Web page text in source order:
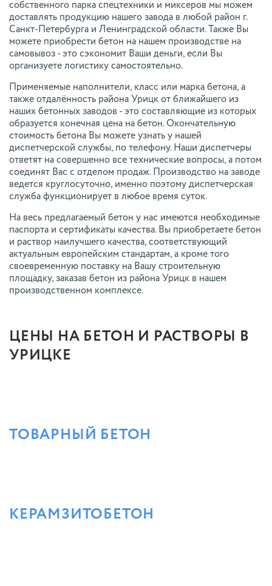
собственного парка спецтехники и миксеров мы можем
доставлять продукцию нашего завода в любой район г.
Санкт-Петербурга и Ленинградской области. Также Вы
можете приобрести бетон на нашем производстве на
самовывоз - это сэкономит Ваши деньги, если Вы
организуете логистику самостоятельно.
Применяемые наполнители, класс или марка бетона, а
также отдалённость района Урицк от ближайшего из
наших бетонных заводов - это составляющие из которых
образуется конечная цена на бетон. Окончательную
стоимость бетона Вы можете узнать у нашей
диспетчерской службы, по телефону. Наши диспетчеры
ответят на совершенно все технические вопросы, а потом
соединят Вас с отделом продаж. Производство на заводе
ведется круглосуточно, именно поэтому диспетчерская
служба функционирует в любое время суток.
На весь предлагаемый бетон у нас имеются необходимые
паспорта и сертификаты качества. Вы приобретаете бетон
и раствор наилучшего качества, соответствующий
актуальным европейским стандартам, а кроме того
своевременную поставку на Вашу строительную
площадку, заказав бетон из района Урицк в нашем
производственном комплексе.
ЦЕНЫ НА БЕТОН И РАСТВОРЫ В
УРИЦКЕ
ТОВАРНЫЙ БЕТОН
КЕРАМЗИТОБЕТОН